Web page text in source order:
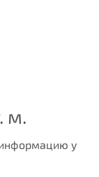
м.
информацию у